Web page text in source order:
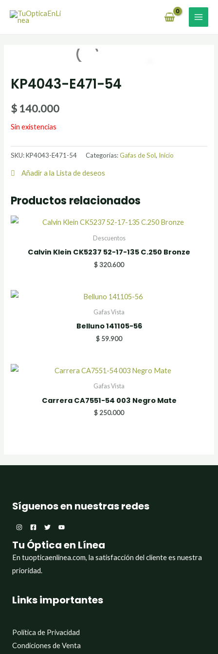
KP4043-E471-54
$ 140.000
Sin existencias
SKU:KP4043-E471-54 Categorías:Gafas de Sol, Inicio
Añadir a la Lista de deseos
Productos relacionados
Descuentos
Calvin Klein CK5237 52-17-135 C.250 Bronze
$320.600
Gafas Vista
Belluno 141105-56
$ 59.900
Gafas Vista
Carrera CA7551-54 003 Negro Mate
$ 250.000
Síguenos en nuestras redes
Tu Óptica en Línea
En tuopticaenlinea.com, la satisfacción del cliente es nuestra
prioridad.
Links importantes
Política de Privacidad
Condiciones de Venta